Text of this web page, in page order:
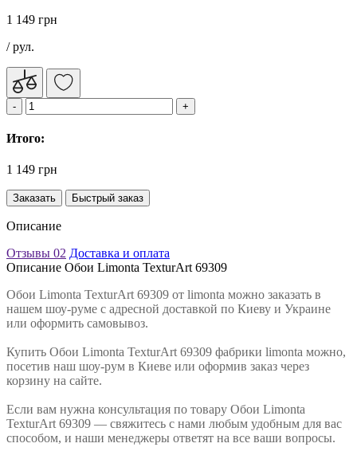
1 149 грн
/ рул.
Итого:
1 149 грн
Заказать Быстрый заказ
Описание
Отзывы 02 Доставка и оплата
Описание Обои Limonta TexturArt 69309
Обои Limonta TexturArt 69309 от limonta можно заказать в
нашем шоу-руме с адресной доставкой по Киеву и Украине
или оформить самовывоз.
Купить Обои Limonta TexturArt 69309 фабрики limonta можно,
посетив наш шоу-рум в Киеве или оформив заказ через
корзину на сайте.
Если вам нужна консультация по товару Обои Limonta
TexturArt 69309 — свяжитесь с нами любым удобным для вас
способом, и наши менеджеры ответят на все ваши вопросы.